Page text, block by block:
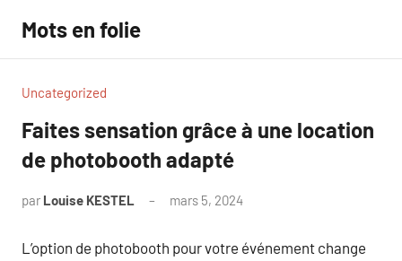
contenu
Mots en folie
Uncategorized
Faites sensation grâce à une location
de photobooth adapté
par Louise KESTEL mars 5, 2024
L’option de photobooth pour votre événement change